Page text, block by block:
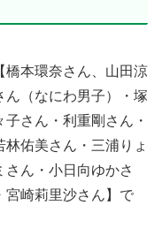
橋本環奈さん、山田涼
（なにわ男子）・塚
さん・利重剛さん・
佑美さん・三浦りょ
さん・小日向ゆかさ
宮崎莉里沙さん】で